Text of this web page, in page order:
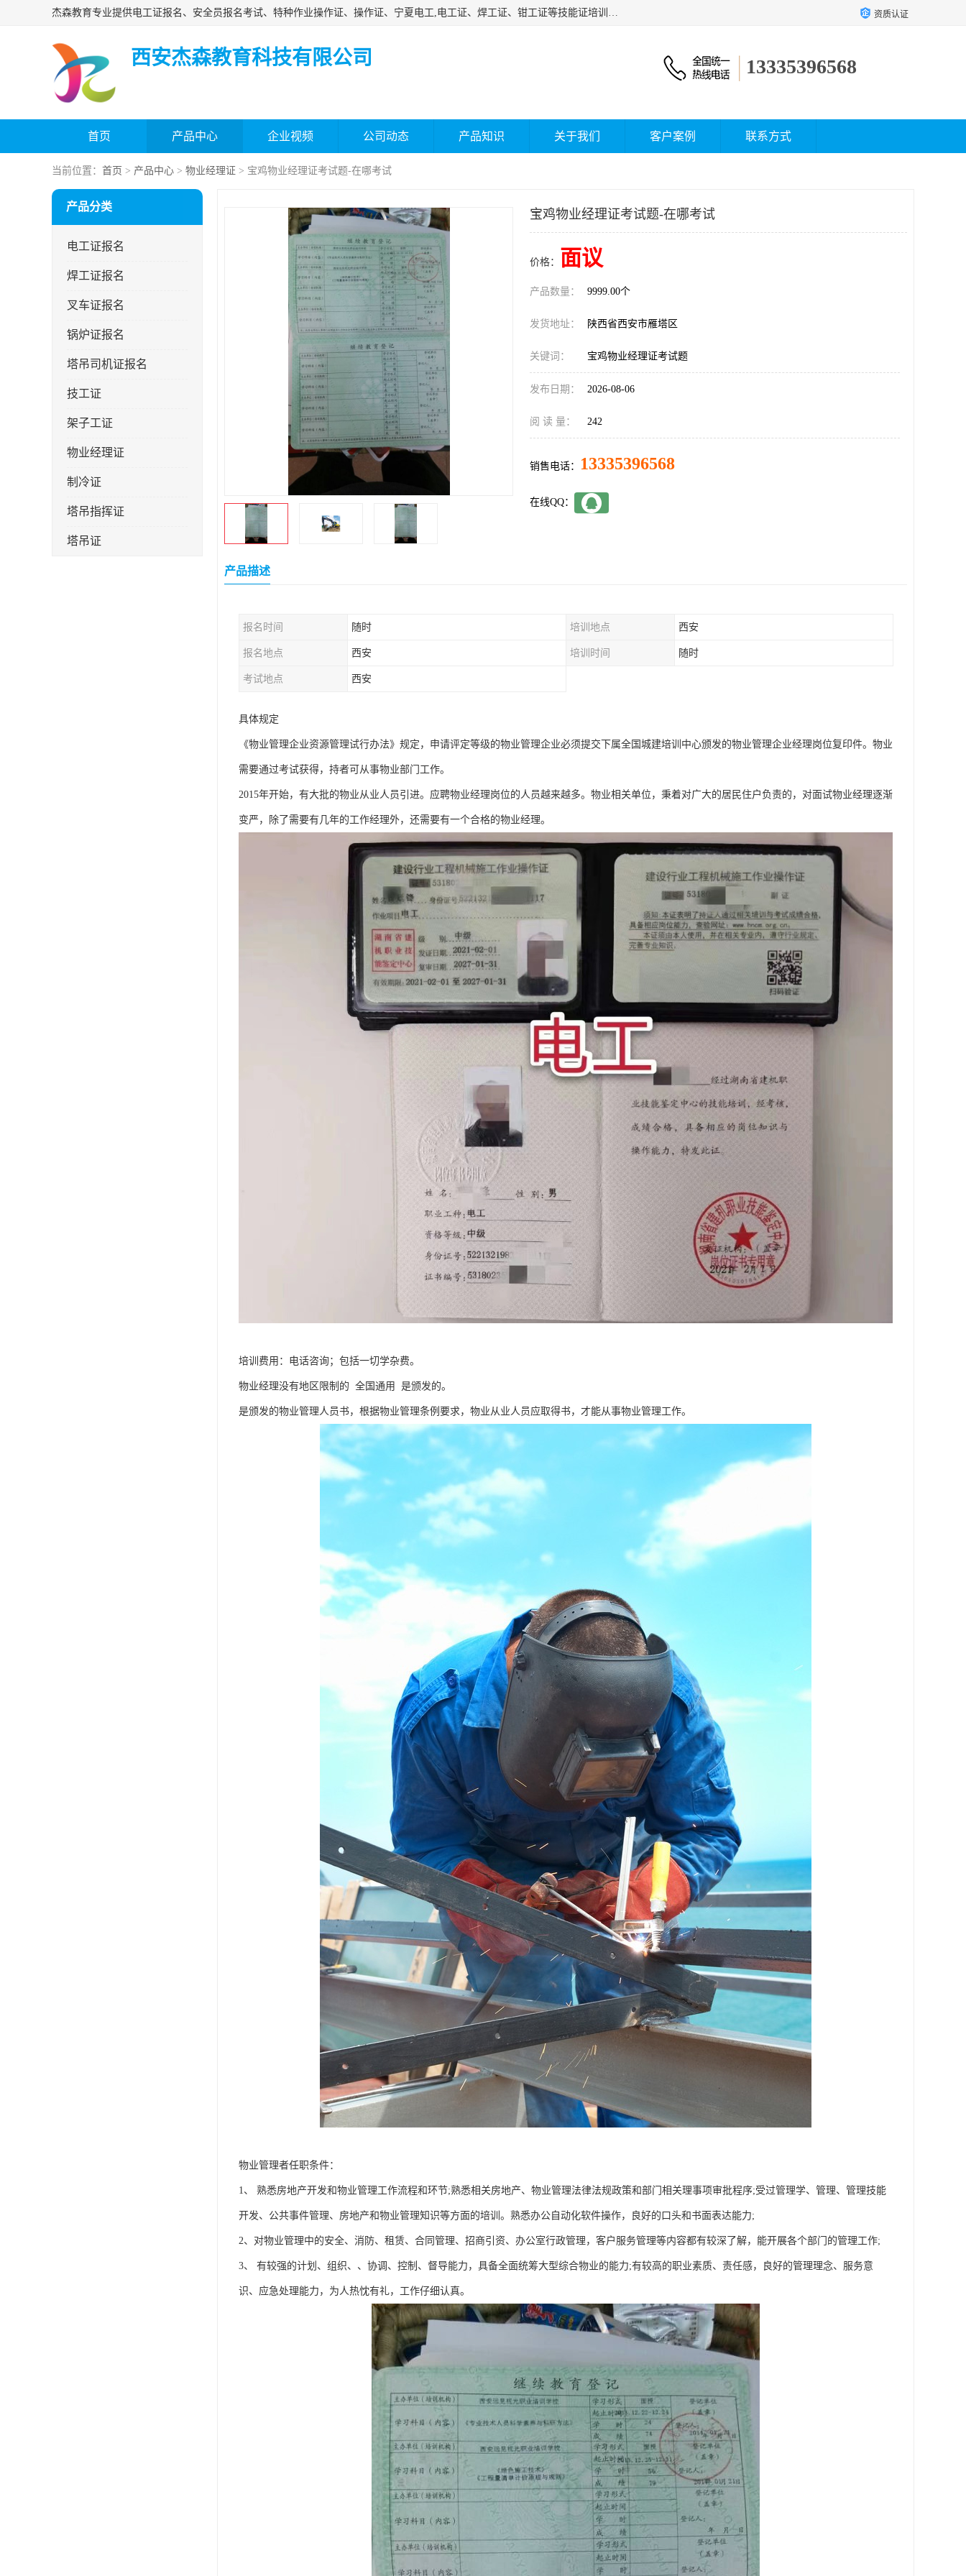
杰森教育专业提供电工证报名、安全员报名考试、特种作业操作证、操作证、宁夏电工,电工证、焊工证、钳工证等技能证培训课程。 资质认证
西安杰森教育科技有限公司 13335396568
首页 产品中心 企业视频 公司动态 产品知识 关于我们 客户案例 联系方式
当前位置： 首页 > 产品中心 > 物业经理证 > 宝鸡物业经理证考试题-在哪考试
产品分类
电工证报名
焊工证报名
叉车证报名
锅炉证报名
塔吊司机证报名
技工证
架子工证
物业经理证
制冷证
塔吊指挥证
塔吊证
宝鸡物业经理证考试题-在哪考试
价格： 面议
产品数量： 9999.00个
发货地址： 陕西省西安市雁塔区
关键词： 宝鸡物业经理证考试题
发布日期： 2026-08-06
阅 读 量： 242
销售电话： 13335396568
在线QQ：
产品描述
报名时间 随时 培训地点 西安
报名地点 西安 培训时间 随时
考试地点 西安
具体规定
《物业管理企业资源管理试行办法》规定，申请评定等级的物业管理企业必须提交下属全国城建培训中心颁发的物业管理企业经理岗位复印件。物业
需要通过考试获得，持者可从事物业部门工作。
2015年开始，有大批的物业从业人员引进。应聘物业经理岗位的人员越来越多。物业相关单位，秉着对广大的居民住户负责的，对面试物业经理逐渐
变严，除了需要有几年的工作经理外，还需要有一个合格的物业经理。
培训费用：电话咨询；包括一切学杂费。
物业经理没有地区限制的 全国通用 是颁发的。
是颁发的物业管理人员书，根据物业管理条例要求，物业从业人员应取得书，才能从事物业管理工作。
物业管理者任职条件：
1、 熟悉房地产开发和物业管理工作流程和环节;熟悉相关房地产、物业管理法律法规政策和部门相关理事项审批程序;受过管理学、管理、管理技能
开发、公共事件管理、房地产和物业管理知识等方面的培训。熟悉办公自动化软件操作，良好的口头和书面表达能力;
2、对物业管理中的安全、消防、租赁、合同管理、招商引资、办公室行政管理，客户服务管理等内容都有较深了解，能开展各个部门的管理工作;
3、 有较强的计划、组织、、协调、控制、督导能力，具备全面统筹大型综合物业的能力;有较高的职业素质、责任感，良好的管理理念、服务意
识、应急处理能力，为人热忱有礼，工作仔细认真。